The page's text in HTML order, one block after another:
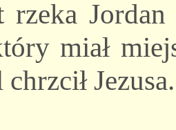
rzeka
miał
Jezusa.